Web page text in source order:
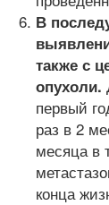
В
также с
опухоли.
первый
раз в 2
месяца в
конца